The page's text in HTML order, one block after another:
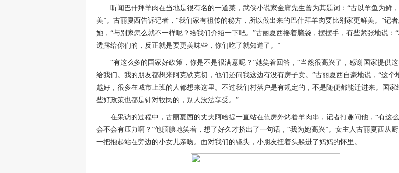
听闻巴什拜羊肉在当地是很有名的一道菜，武侠小说家金庸先生曾为其题词：“古以羊鱼为鲜
美”。古丽夏西告诉记者，“我们家有祖传的秘方，所以做出来的巴什拜羊肉要比别家更鲜美。”记
她，“与别家怎么就不一样呢？给我们介绍一下吧。”古丽夏西摇着脑袋，摆摆手，有些紧张地说：
透露给你们的，反正就是要更美味些，你们吃了就知道了。”
“有这么多的国家好政策，你是不是很满意呢？”她笑着回答，“当然很高兴了，感谢国家提供
给我们。我的朋友都想来阿克铁克切，他们还问我这边有没有房子卖。”古丽夏西自豪地说，“这个
越好，很多在城市上班的人都想来这里。不过我们村落户是有规定的，不是随便都能迁进来。国家
些好政策也都是针对牧民的，别人没法享受。”
在采访的过程中，古丽夏西的丈夫阿哈提一直站在毡房外烤着羊肉串，记者打趣问他，“有这
会不会有压力啊？”他腼腆地笑着，想了好久才挤出了一句话，“我为她高兴”。女主人古丽夏西从厨
一把抱起站在旁边的小女儿亲吻。面对我们的镜头，小朋友扭着头躲进了妈妈的怀里。